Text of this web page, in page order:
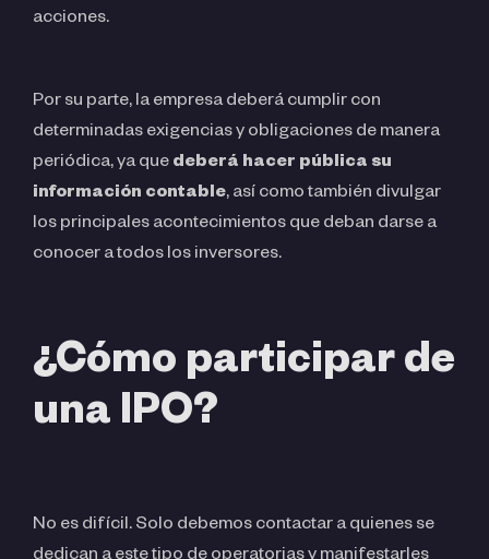
acciones.
Por su parte, la empresa deberá cumplir con
determinadas exigencias y obligaciones de manera
periódica, ya que deberá hacer pública su
información contable, así como también divulgar
los principales acontecimientos que deban darse a
conocer a todos los inversores.
¿Cómo participar de
una IPO?
No es difícil. Solo debemos contactar a quienes se